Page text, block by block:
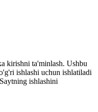
kirishni ta'minlash. Ushbu
ishlashi uchun ishlatiladi
ishlashini